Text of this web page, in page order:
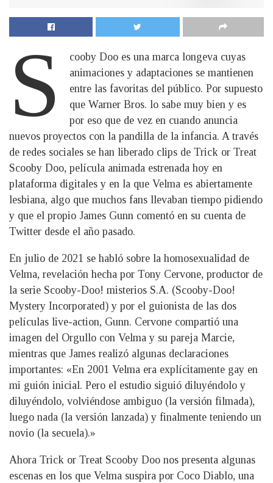
S
cooby Doo es una marca longeva cuyas
animaciones y adaptaciones se mantienen
entre las favoritas del público. Por supuesto
que Warner Bros. lo sabe muy bien y es
por eso que de vez en cuando anuncia
nuevos proyectos con la pandilla de la infancia. A través
de redes sociales se han liberado clips de Trick or Treat
Scooby Doo, película animada estrenada hoy en
plataforma digitales y en la que Velma es abiertamente
lesbiana, algo que muchos fans llevaban tiempo pidiendo
y que el propio James Gunn comentó en su cuenta de
Twitter desde el año pasado.
En julio de 2021 se habló sobre la homosexualidad de
Velma, revelación hecha por Tony Cervone, productor de
la serie Scooby-Doo! misterios S.A. (Scooby-Doo!
Mystery Incorporated) y por el guionista de las dos
películas live-action, Gunn. Cervone compartió una
imagen del Orgullo con Velma y su pareja Marcie,
mientras que James realizó algunas declaraciones
importantes: «En 2001 Velma era explícitamente gay en
mi guión inicial. Pero el estudio siguió diluyéndolo y
diluyéndolo, volviéndose ambiguo (la versión filmada),
luego nada (la versión lanzada) y finalmente teniendo un
novio (la secuela).»
Ahora Trick or Treat Scooby Doo nos presenta algunas
escenas en los que Velma suspira por Coco Diablo, una